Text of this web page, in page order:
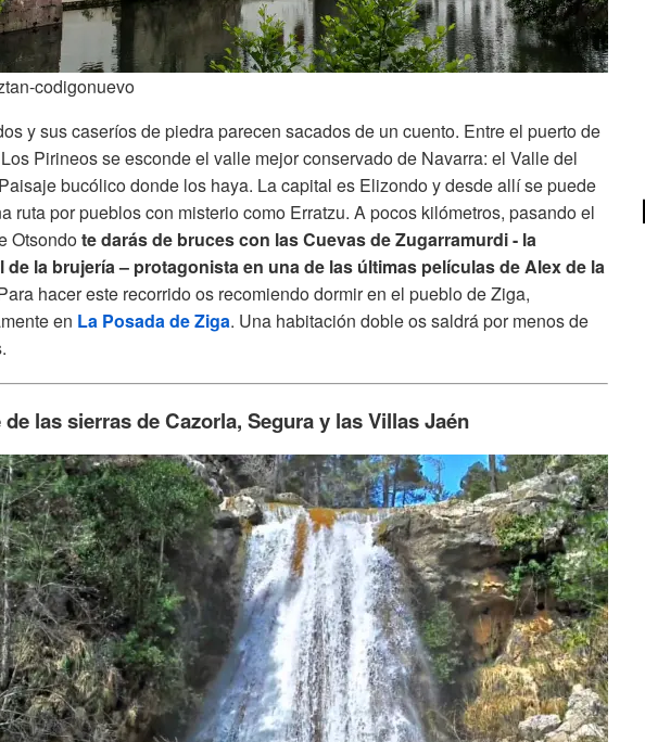
codigonuevo
y sus caseríos de piedra parecen sacados de un cuento. Entre el puerto de
Pirineos se esconde el valle mejor conservado de Navarra: el Valle del
bucólico donde los haya. La capital es Elizondo y desde allí se puede
ruta por pueblos con misterio como Erratzu. A pocos kilómetros, pasando el
Otsondote darás de bruces con las Cuevas de Zugarramurdi - la
de la brujería – protagonista en una de las últimas películas de Alex de la
hacer este recorrido os recomiendo dormir en el pueblo de Ziga,
en La Posada de Ziga. Una habitación doble os saldrá por menos de
de las sierras de Cazorla, Segura y las Villas Jaén